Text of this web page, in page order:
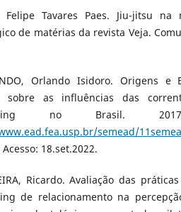
Felipe Tavares Paes. Jiu-jitsu
de matérias da revista Veja.
Orlando Isidoro. Origens e
sobre as influências das
no Brasil.
semead/
Acesso: 18.set.2022.
Ricardo. Avaliação das
de relacionamento na